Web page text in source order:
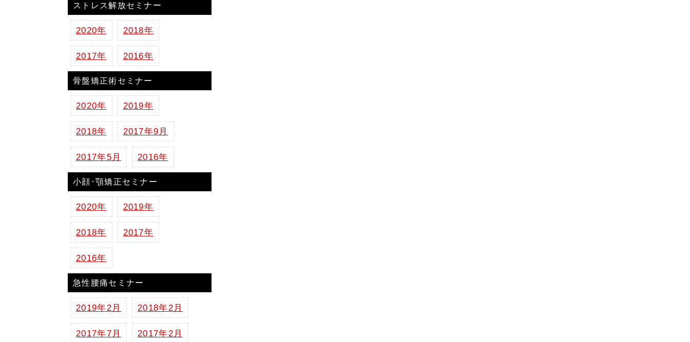
ストレス解放セミナー
2020年 2018年
2017年 2016年
骨盤矯正術セミナー
2020年 2019年
2018年 2017年9月
2017年5月 2016年
小顔･顎矯正セミナー
2020年 2019年
2018年 2017年
2016年
急性腰痛セミナー
2019年2月 2018年2月
2017年7月 2017年2月